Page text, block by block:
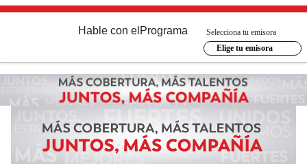
Hable con el Programa
Selecciona tu emisora
Elige tu emisora